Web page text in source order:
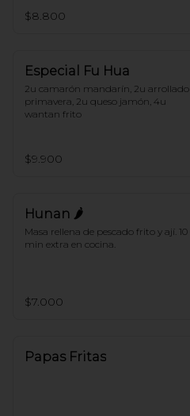
$8.800
Especial Fu Hua
2u camarón mandarín, 2u arrollado
primavera, 2u queso jamón, 4u
wantan frito
$9.900
Hunan 🌶
Masa rellena de pescado frito y ají. 10
min extra en cocina.
$7.000
Papas Fritas